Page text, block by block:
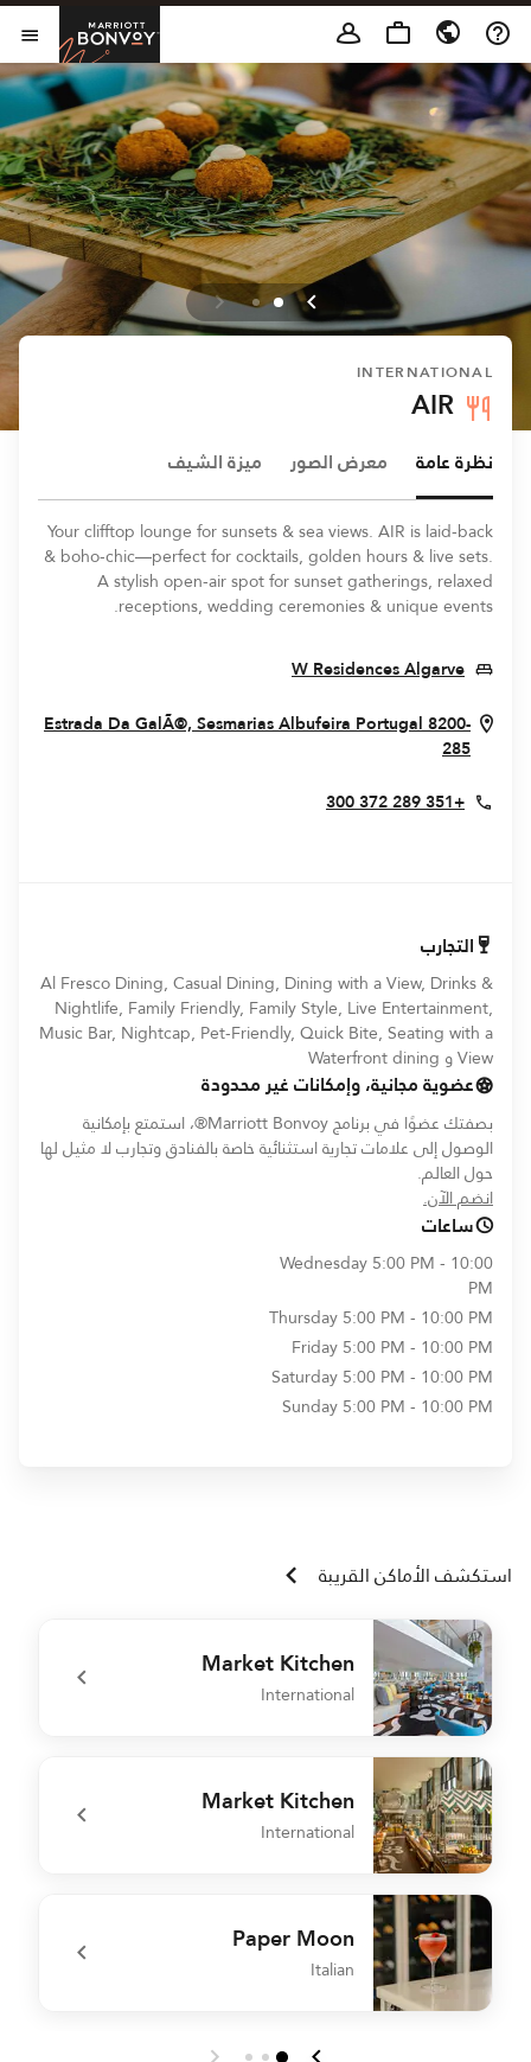
Skip to Content
INTERNATIONAL
AIR
نظرة عامة معرض الصور ميزة الشيف
Your clifftop lounge for sunsets & sea views. AIR is laid-back
& boho-chic—perfect for cocktails, golden hours & live sets.
A stylish open-air spot for sunset gatherings, relaxed
receptions, wedding ceremonies & unique events.
W Residences Algarve
Opens In New Window
Estrada Da GalÃ©, SesmariasAlbufeiraPortugal8200-
285
Opens In New Window
+351 289 372 300
التجارب
Al Fresco Dining, Casual Dining, Dining with a View, Drinks &
Nightlife, Family Friendly, Family Style, Live Entertainment,
Music Bar, Nightcap, Pet-Friendly, Quick Bite, Seating with a
View و Waterfront dining
عضوية مجانية، وإمكانات غير محدودة
بصفتك عضوًا في برنامج Marriott Bonvoy®، استمتع بإمكانية
الوصول إلى علامات تجارية استثنائية خاصة بالفنادق وتجارب لا مثيل لها
حول العالم.
انضم الآن.
ساعات
Wednesday5:00 PM - 10:00
PM
Thursday5:00 PM - 10:00 PM
Friday5:00 PM - 10:00 PM
Saturday5:00 PM - 10:00 PM
Sunday5:00 PM - 10:00 PM
استكشف الأماكن القريبة
Market Kitchen
International
undefined Market Kitchen
Market Kitchen
International
undefined Market Kitchen
Paper Moon
Italian
undefined Paper Moon